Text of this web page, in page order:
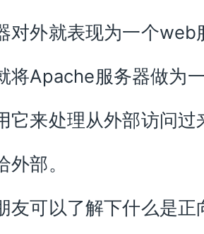
对外就表现为一个web
将Apache服务器做为
它来处理从外部访问过
部。
友可以了解下什么是正